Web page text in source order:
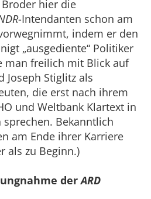
hier die
-Intendanten schon am
indem er den
„ausgediente“ Politiker
man freilich mit Blick auf
Joseph Stiglitz als
die erst nach ihrem
und Weltbank Klartext in
Bekanntlich
am Ende ihrer Karriere
als zu Beginn.)
derARD